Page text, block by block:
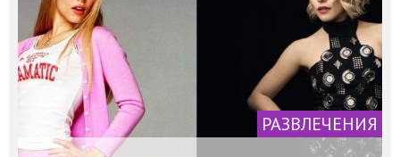
РАЗВЛЕЧЕНИЯ